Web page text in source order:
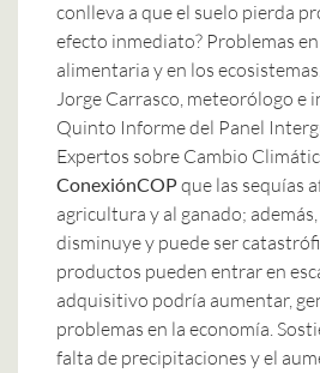
conlleva a que el suelo pierda
efecto inmediato? Problemas
alimentaria y en los
Jorge Carrasco, meteorólogo e
Quinto Informe del Panel
Expertos sobre Cambio
ConexiónCOPque las sequías
agricultura y al ganado;
disminuye y puede ser
productos pueden entrar en
adquisitivo podría aumentar,
problemas en la economía.
falta de precipitaciones y el